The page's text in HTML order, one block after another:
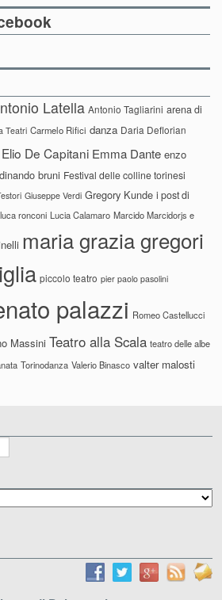
Latella Antonio Tagliarini arena di
Teatri Carmelo Rifici danza Daria Deflorian
Elio De Capitani Emma Dante enzo
bruni Festival delle colline torinesi
Giuseppe Verdi Gregory Kunde i post di
luca ronconi Lucia Calamaro Marcido Marcidorjs e
maria grazia gregori
piccolo teatro pier paolo pasolini
palazzi Romeo Castellucci
Massini Teatro alla Scala teatro delle albe
Torinodanza Valerio Binasco valter malosti